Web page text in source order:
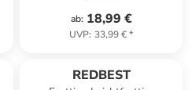
ab: 18,99 €
UVP: 33,99 €*
REDBEST